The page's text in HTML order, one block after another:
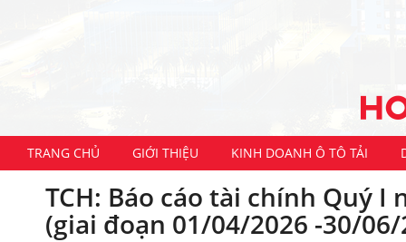
TRANG CHỦ GIỚI THIỆU KINH DOANH Ô TÔ TẢI
TCH: Báo cáo tài chính Quý I
(giai đoạn 01/04/2026 -30/06/